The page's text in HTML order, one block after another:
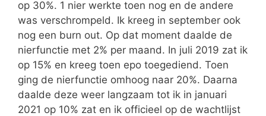
op 30%. 1 nier werkte toen nog en de andere
was verschrompeld. Ik kreeg in september ook
nog een burn out. Op dat moment daalde de
nierfunctie met 2% per maand. In juli 2019 zat ik
op 15% en kreeg toen epo toegediend. Toen
ging de nierfunctie omhoog naar 20%. Daarna
daalde deze weer langzaam tot ik in januari
2021 op 10% zat en ik officieel op de wachtlijst